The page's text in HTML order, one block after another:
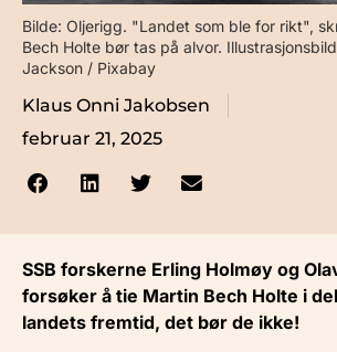
Bilde: Oljerigg. "Landet som ble for rikt",
Bech Holte bør tas på alvor.
Jackson / Pixabay
Klaus Onni Jakobsen
februar 21, 2025
SSB forskerne Erling Holmøy og
forsøker å tie Martin Bech Holte i
landets fremtid, det bør de ikke!